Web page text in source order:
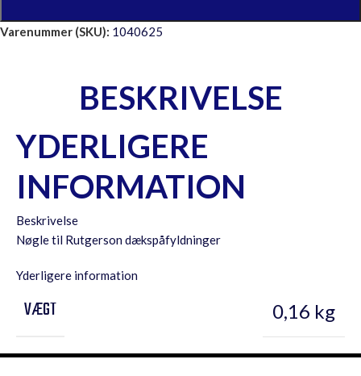
Varenummer (SKU): 1040625
BESKRIVELSE
YDERLIGERE
INFORMATION
Beskrivelse
Nøgle til Rutgerson dækspåfyldninger
Yderligere information
VÆGT 0,16 kg